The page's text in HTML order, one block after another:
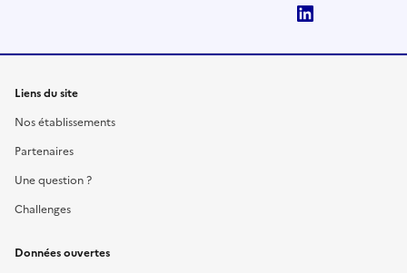
Liens du site
Nos établissements
Partenaires
Une question ?
Challenges
Données ouvertes